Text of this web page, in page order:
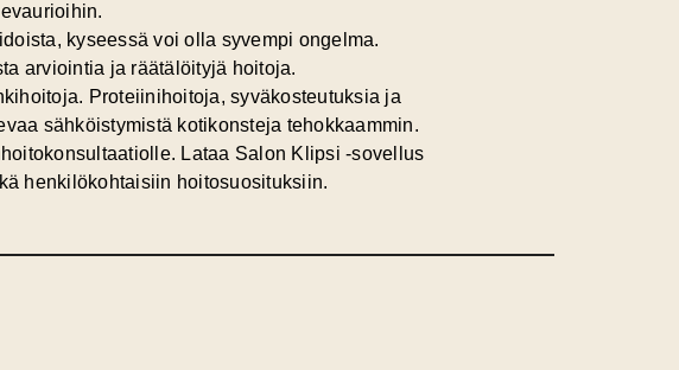
kyseessä voi olla syvempi ongelma.
arviointia ja räätälöityjä hoitoja.
Proteiinihoitoja, syväkosteutuksia ja
sähköistymistä kotikonsteja tehokkaammin.
Lataa Salon Klipsi -sovellus
henkilökohtaisiin hoitosuosituksiin.